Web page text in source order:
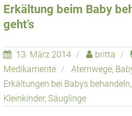
Erkältung beim Baby
geht’s
13. März 2014 britta
Medikamente
Atemwege,
Erkältungen bei Babys behandeln,
Kleinkinder, Säuglinge